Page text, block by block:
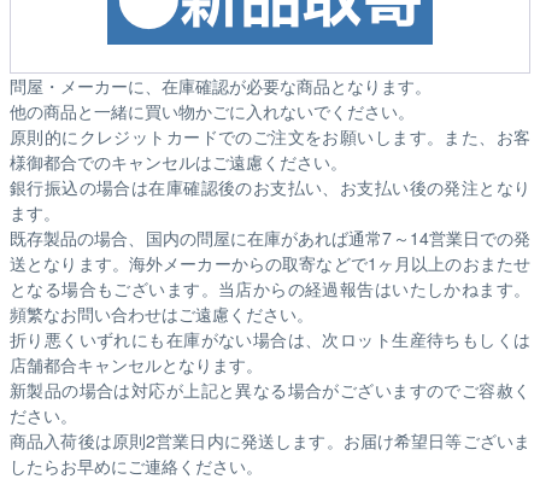
問屋・メーカーに、在庫確認が必要な商品となります。
他の商品と一緒に買い物かごに入れないでください。
原則的にクレジットカードでのご注文をお願いします。また、お客
様御都合でのキャンセルはご遠慮ください。
銀行振込の場合は在庫確認後のお支払い、お支払い後の発注となり
ます。
既存製品の場合、国内の問屋に在庫があれば通常7～14営業日での発
送となります。海外メーカーからの取寄などで1ヶ月以上のおまたせ
となる場合もございます。 当店からの経過報告はいたしかねます。
頻繁なお問い合わせはご遠慮ください。
折り悪くいずれにも在庫がない場合は、次ロット生産待ちもしくは
店舗都合キャンセルとなります。
新製品の場合は対応が上記と異なる場合がございますのでご容赦く
ださい。
商品入荷後は原則2営業日内に発送します。お届け希望日等ございま
したらお早めにご連絡ください。